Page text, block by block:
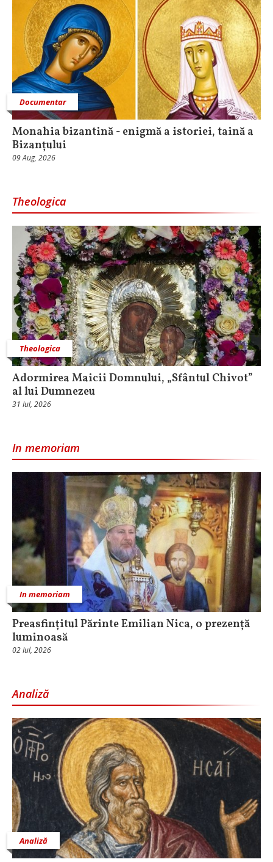
Documentar
Monahia bizantină - enigmă a istoriei, taină a
Bizanțului
09 Aug, 2026
Theologica
Theologica
Adormirea Maicii Domnului, „Sfântul Chivot”
al lui Dumnezeu
31 Iul, 2026
In memoriam
In memoriam
Preasfințitul Părinte Emilian Nica, o prezență
luminoasă
02 Iul, 2026
Analiză
Analiză